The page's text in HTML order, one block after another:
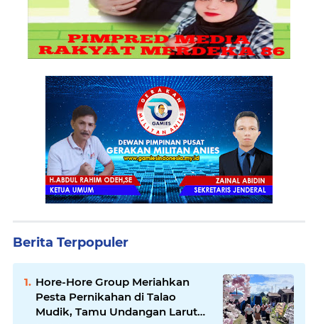
Berita Terpopuler
Hore-Hore Group Meriahkan
Pesta Pernikahan di Talao
Mudik, Tamu Undangan Larut